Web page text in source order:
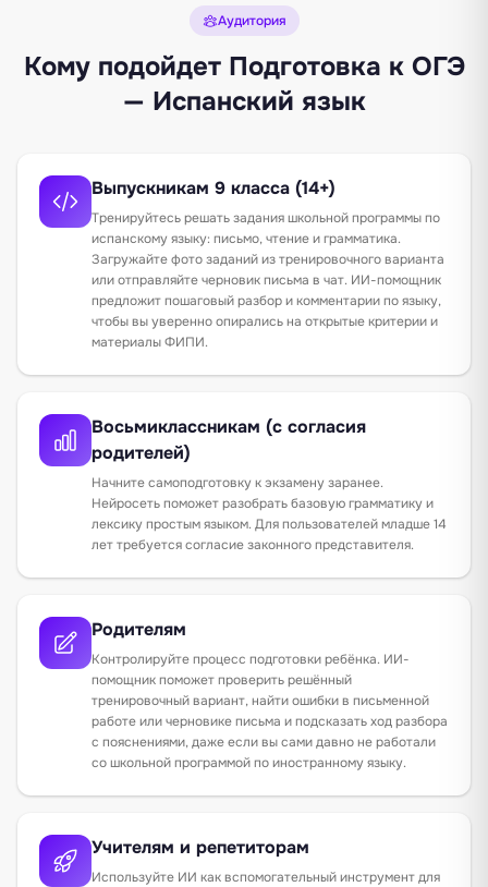
Аудитория
Кому подойдет Подготовка к ОГЭ
— Испанский язык
Выпускникам 9 класса (14+)
Тренируйтесь решать задания школьной программы по
испанскому языку: письмо, чтение и грамматика.
Загружайте фото заданий из тренировочного варианта
или отправляйте черновик письма в чат. ИИ-помощник
предложит пошаговый разбор и комментарии по языку,
чтобы вы уверенно опирались на открытые критерии и
материалы ФИПИ.
Восьмиклассникам (с согласия
родителей)
Начните самоподготовку к экзамену заранее.
Нейросеть поможет разобрать базовую грамматику и
лексику простым языком. Для пользователей младше 14
лет требуется согласие законного представителя.
Родителям
Контролируйте процесс подготовки ребёнка. ИИ-
помощник поможет проверить решённый
тренировочный вариант, найти ошибки в письменной
работе или черновике письма и подсказать ход разбора
с пояснениями, даже если вы сами давно не работали
со школьной программой по иностранному языку.
Учителям и репетиторам
Используйте ИИ как вспомогательный инструмент для